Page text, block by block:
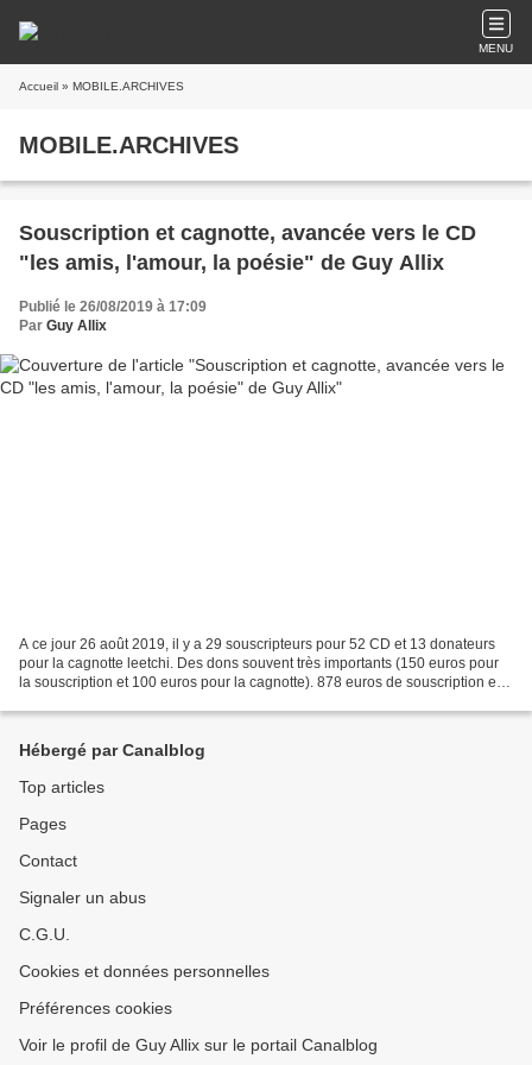
MENU
Accueil » MOBILE.ARCHIVES
MOBILE.ARCHIVES
Souscription et cagnotte, avancée vers le CD
"les amis, l'amour, la poésie" de Guy Allix
Publié le 26/08/2019 à 17:09
Par Guy Allix
A ce jour 26 août 2019, il y a 29 souscripteurs pour 52 CD et 13 donateurs
pour la cagnotte leetchi. Des dons souvent très importants (150 euros pour
la souscription et 100 euros pour la cagnotte). 878 euros de souscription et
Hébergé par Canalblog
Top articles
Pages
Contact
Signaler un abus
C.G.U.
Cookies et données personnelles
Préférences cookies
Voir le profil de Guy Allix sur le portail Canalblog